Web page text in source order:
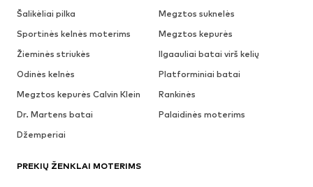
Šalikėliai pilka
Megztos suknelės
Sportinės kelnės moterims
Megztos kepurės
Žieminės striukės
Ilgaauliai batai virš kelių
Odinės kelnės
Platforminiai batai
Megztos kepurės Calvin Klein
Rankinės
Dr. Martens batai
Palaidinės moterims
Džemperiai
PREKIŲ ŽENKLAI MOTERIMS